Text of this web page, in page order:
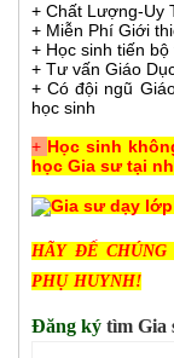
+ Chất Lượng-Uy
+ Miễn Phí Giới
+ Học sinh tiến
+ Tư vấn Giáo
+ Có đội ngũ
học sinh
+ Học sinh
học Gia sư tại
HÃY ĐỂ
PHỤ HUYNH!
Đăng ký tìm Gia